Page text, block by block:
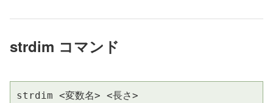
strdim コマンド
strdim <変数名> <長さ>